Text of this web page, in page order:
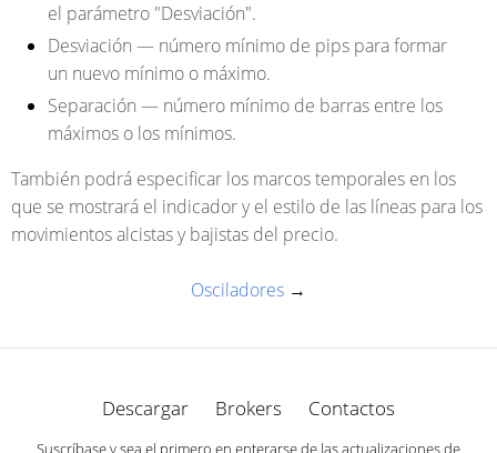
el parámetro "Desviación".
Desviación — número mínimo de pips para formar
un nuevo mínimo o máximo.
Separación — número mínimo de barras entre los
máximos o los mínimos.
También podrá especificar los marcos temporales en los
que se mostrará el indicador y el estilo de las líneas para los
movimientos alcistas y bajistas del precio.
Osciladores →
Descargar Brokers Contactos
Suscríbase y sea el primero en enterarse de las actualizaciones de